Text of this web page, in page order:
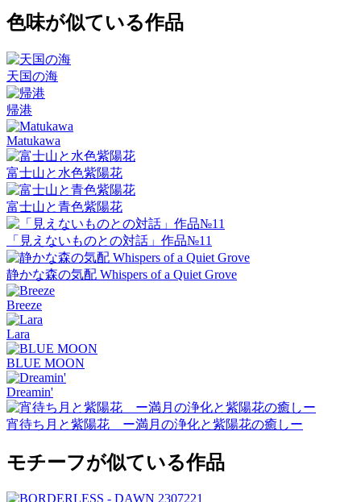
色味が似ている作品
天国の海
帰港
Matukawa
富士山と水色紫陽花
富士山と青色紫陽花
「見えないものとの対話」作品№11
静かな森の気配 Whispers of a Quiet Grove
Breeze
Lara
BLUE MOON
Dreamin'
宵待ち月と紫陽花 ー満月の浄化と紫陽花の癒しー
モチーフが似ている作品